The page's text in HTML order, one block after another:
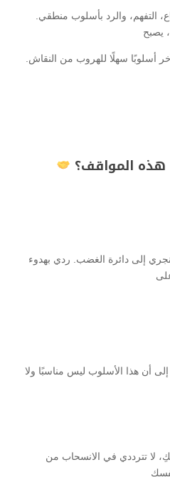
التفهم، والرد بأسلوب منطقي.
يصبح
أسلوبًا سهلًا للهروب من النقاش.
المواقف؟
إلى دائرة الغضب. ردي بهدوء
أن هذا الأسلوب ليس مناسبًا ولا
لا تترددي في الانسحاب من